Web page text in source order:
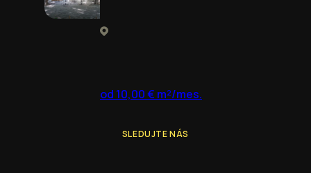
od 10,00 € m²/mes.
SLEDUJTE NÁS